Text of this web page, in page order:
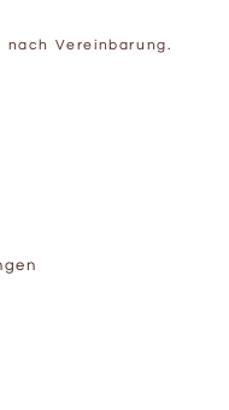
nach Vereinbarung.